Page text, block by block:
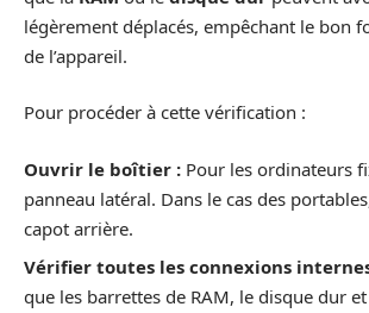
légèrement déplacés, empêchant le bon
de l’appareil.
Pour procéder à cette vérification :
Ouvrir le boîtier : Pour les ordinateurs
panneau latéral. Dans le cas des
capot arrière.
Vérifier toutes les connexions
que les barrettes de RAM, le disque dur et